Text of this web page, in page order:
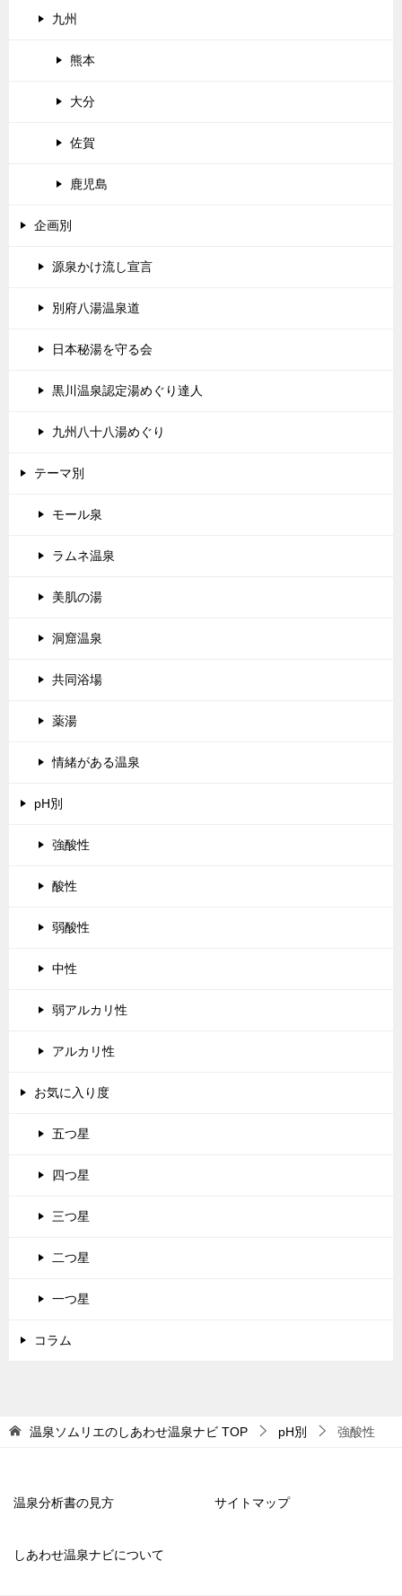
九州
熊本
大分
佐賀
鹿児島
企画別
源泉かけ流し宣言
別府八湯温泉道
日本秘湯を守る会
黒川温泉認定湯めぐり達人
九州八十八湯めぐり
テーマ別
モール泉
ラムネ温泉
美肌の湯
洞窟温泉
共同浴場
薬湯
情緒がある温泉
pH別
強酸性
酸性
弱酸性
中性
弱アルカリ性
アルカリ性
お気に入り度
五つ星
四つ星
三つ星
二つ星
一つ星
コラム
温泉ソムリエのしあわせ温泉ナビ TOP pH別 強酸性
温泉分析書の見方 サイトマップ
しあわせ温泉ナビについて